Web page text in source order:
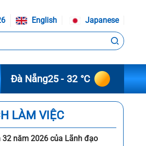
English Japanese
Đà Nẵng25 - 32 °C
LÀM VIỆC
năm 2026 của Lãnh đạo